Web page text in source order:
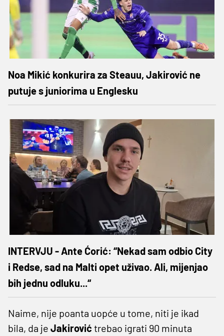
Noa Mikić konkurira za Steauu, Jakirović ne
putuje s juniorima u Englesku
INTERVJU - Ante Ćorić: “Nekad sam odbio City
i Redse, sad na Malti opet uživao. Ali, mijenjao
bih jednu odluku...“
Naime, nije poanta uopće u tome, niti je ikad
bila, da je Jakirović trebao igrati 90 minuta